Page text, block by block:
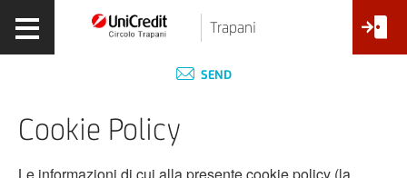
Trapani
SEND
Cookie Policy